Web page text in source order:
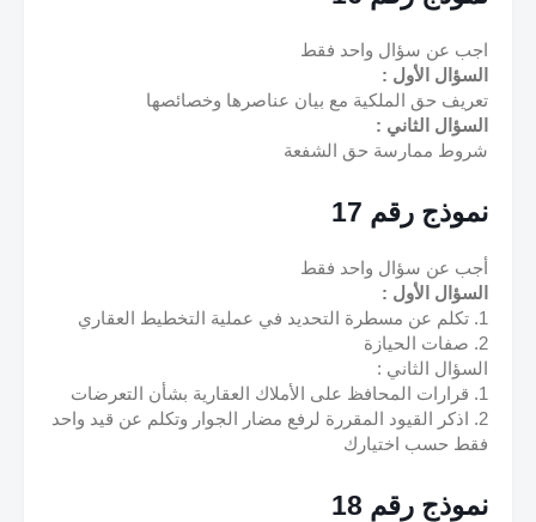
اجب عن سؤال واحد فقط
السؤال الأول :
تعريف حق الملكية مع بيان عناصرها وخصائصها
السؤال الثاني :
شروط ممارسة حق الشفعة
نموذج رقم 17
أجب عن سؤال واحد فقط
السؤال الأول :
1. تكلم عن مسطرة التحديد في عملية التخطيط العقاري
2. صفات الحيازة
السؤال الثاني :
1. قرارات المحافظ على الأملاك العقارية بشأن التعرضات
فقط حسب اختيارك
نموذج رقم 18